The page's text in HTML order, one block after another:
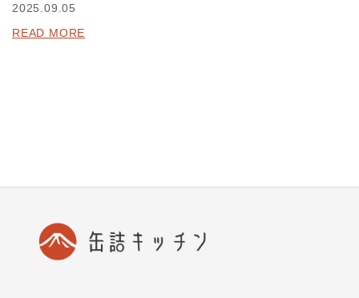
2025.09.05
READ MORE